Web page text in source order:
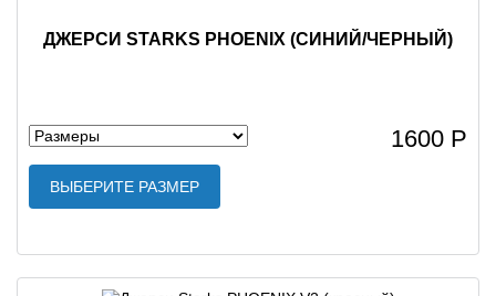
ДЖЕРСИ STARKS PHOENIX (СИНИЙ/ЧЕРНЫЙ)
1600 Р
ВЫБЕРИТЕ РАЗМЕР